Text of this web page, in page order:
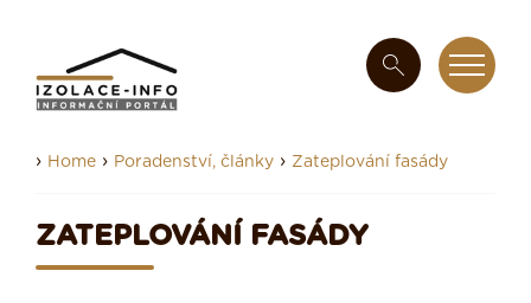
› Home › Poradenství, články › Zateplování fasády
ZATEPLOVÁNÍ FASÁDY